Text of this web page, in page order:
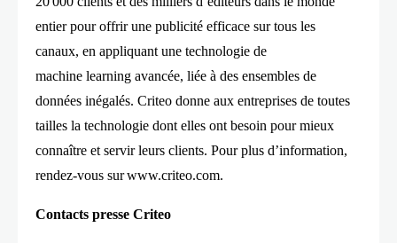
entier pour offrir une publicité efficace sur tous les
canaux, en appliquant une technologie de
machine learning avancée, liée à des ensembles de
données inégalés. Criteo donne aux entreprises de toutes
tailles la technologie dont elles ont besoin pour mieux
connaître et servir leurs clients. Pour plus d’information,
rendez-vous sur www.criteo.com.
Contacts presse Criteo